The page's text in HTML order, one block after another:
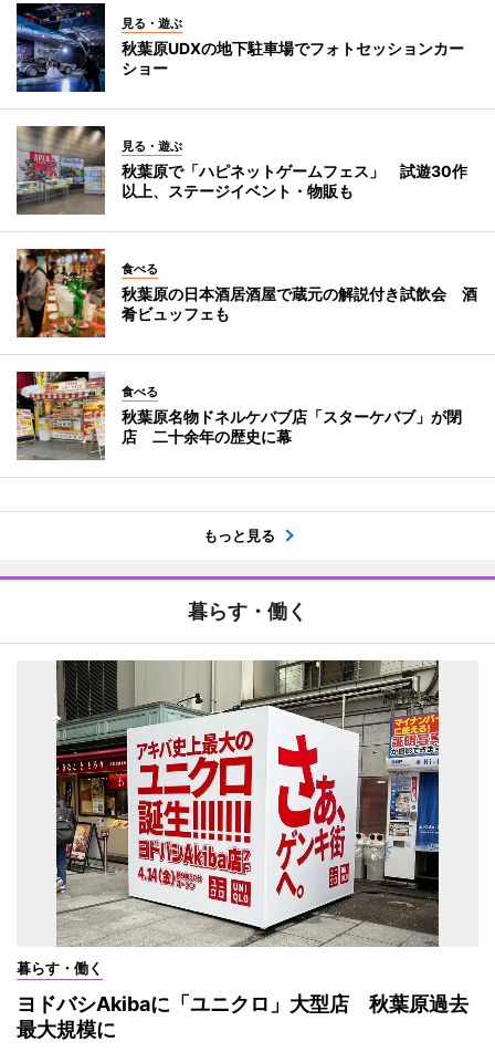
見る・遊ぶ
秋葉原UDXの地下駐車場でフォトセッションカー
ショー
見る・遊ぶ
秋葉原で「ハピネットゲームフェス」 試遊30作
以上、ステージイベント・物販も
食べる
秋葉原の日本酒居酒屋で蔵元の解説付き試飲会 酒
肴ビュッフェも
食べる
秋葉原名物ドネルケバブ店「スターケバブ」が閉
店 二十余年の歴史に幕
もっと見る
暮らす・働く
暮らす・働く
ヨドバシAkibaに「ユニクロ」大型店 秋葉原過去
最大規模に